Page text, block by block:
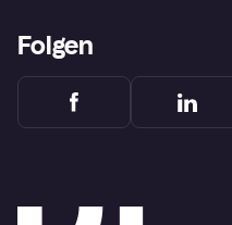
Folgen